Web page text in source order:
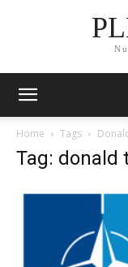
Home Tags
Tag: donald